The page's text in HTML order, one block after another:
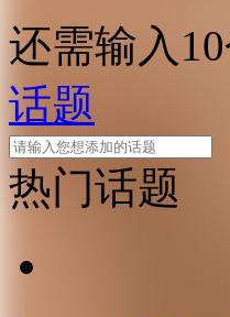
还需输入
话题
热门话题